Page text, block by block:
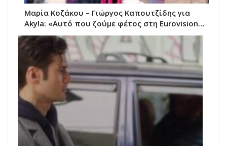
Μαρία Κοζάκου – Γιώργος Καπουτζίδης για
Akyla: «Αυτό που ζούμε φέτος στη Eurovision…